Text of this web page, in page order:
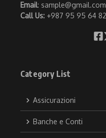
Email: sample@gmail.com
Call Us: +987 95 95 64 82
Category List
Assicurazioni
Banche e Conti